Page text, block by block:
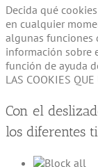
Decida qué
en cualquier
algunas funciones
información sobre
función de ayuda
LAS COOKIES QUE
Con el
los diferentes